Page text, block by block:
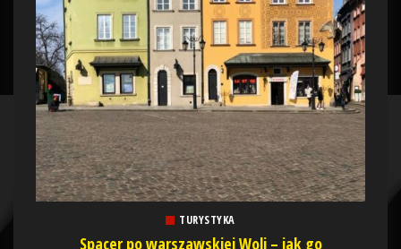
TURYSTYKA
Spacer po warszawskiej Woli – jak go